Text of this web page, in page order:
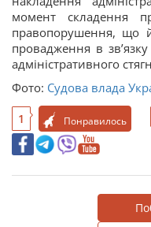
момент складення
правопорушення, що
провадження в
адміністративного
Фото: Судова влада
1 Понравилось